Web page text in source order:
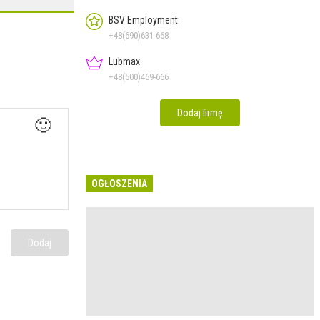
🙂
Dodaj
BSV Employment
+48(690)631-668
Lubmax
+48(500)469-666
Dodaj firmę
OGŁOSZENIA